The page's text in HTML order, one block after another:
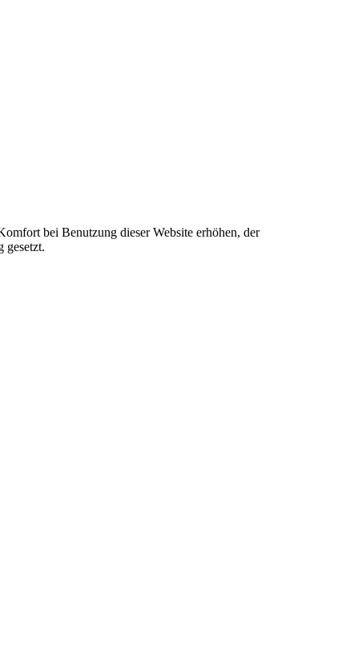
bei Benutzung dieser Website erhöhen, der
gesetzt.